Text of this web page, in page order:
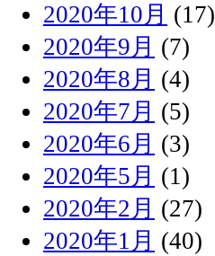
2020年10月 (17)
2020年9月 (7)
2020年8月 (4)
2020年7月 (5)
2020年6月 (3)
2020年5月 (1)
2020年2月 (27)
2020年1月 (40)